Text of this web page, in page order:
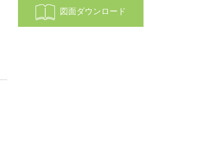
図面ダウンロード